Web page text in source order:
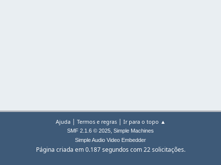
Ajuda| Termos e regras| Ir para o topo ▲
SMF 2.1.6 © 2025, Simple Machines
Simple Audio Video Embedder
Página criada em 0.187 segundos com 22 solicitações.